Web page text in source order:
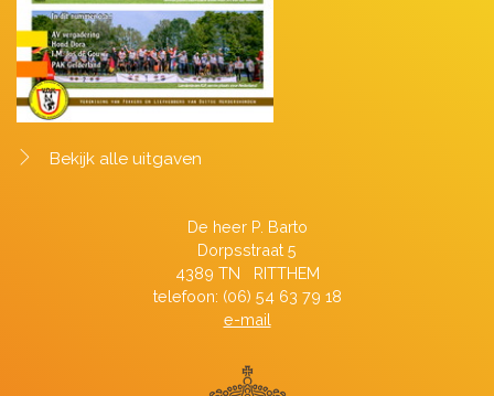
Bekijk alle uitgaven
De heer P. Barto
Dorpsstraat 5
4389 TN RITTHEM
telefoon: (06) 54 63 79 18
e-mail